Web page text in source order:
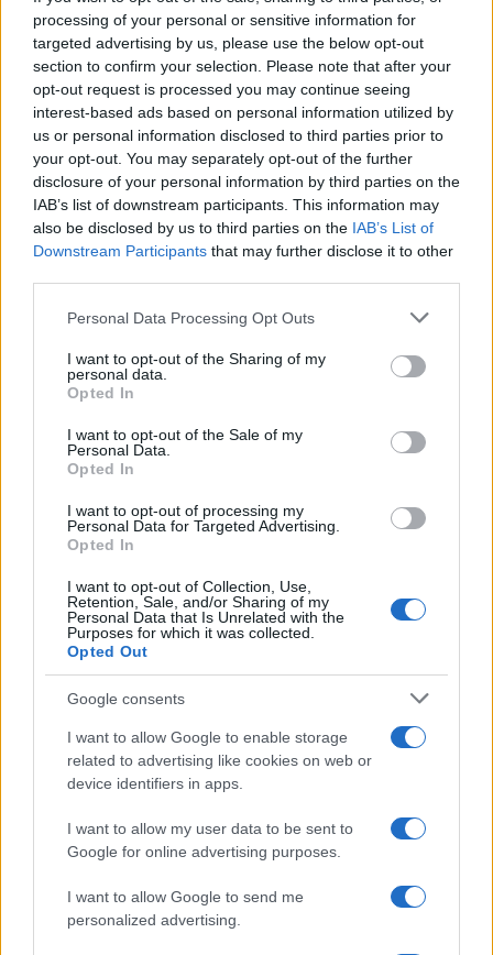
processing of your personal or sensitive information for
targeted advertising by us, please use the below opt-out
section to confirm your selection. Please note that after your
opt-out request is processed you may continue seeing
interest-based ads based on personal information utilized by
us or personal information disclosed to third parties prior to
your opt-out. You may separately opt-out of the further
disclosure of your personal information by third parties on the
IAB’s list of downstream participants. This information may
also be disclosed by us to third parties on the IAB’s List of
Downstream Participants that may further disclose it to other
Please note that this website/app uses one or more Google
not limited to your visit or usage behaviour. You may click to
grant or deny consent to Google and its third-party tags to
use your data for below specified purposes in below Google
consent section.
Personal Data Processing Opt Outs
I want to opt-out of the Sharing of my
personal data.
Opted In
I want to opt-out of the Sale of my
Personal Data.
Opted In
I want to opt-out of processing my
Personal Data for Targeted Advertising.
Opted In
I want to opt-out of Collection, Use,
Retention, Sale, and/or Sharing of my
Personal Data that Is Unrelated with the
Purposes for which it was collected.
Opted Out
Google consents
I want to allow Google to enable storage
related to advertising like cookies on web or
device identifiers in apps.
I want to allow my user data to be sent to
Google for online advertising purposes.
I want to allow Google to send me
personalized advertising.
AUTORE
Staff
Continua a leggere